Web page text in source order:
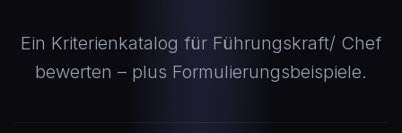
Ein Kriterienkatalog für Führungskraft/ Chef
bewerten – plus Formulierungsbeispiele.